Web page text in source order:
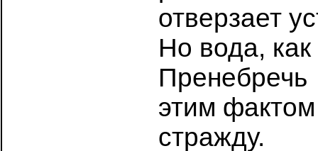
отверзает
Но вода,
Пренебречь
этим
стражду.